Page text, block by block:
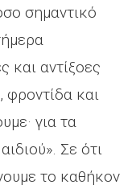
σημαντικό
και αντίξοες
και
για τα
Σε ότι
το καθήκον